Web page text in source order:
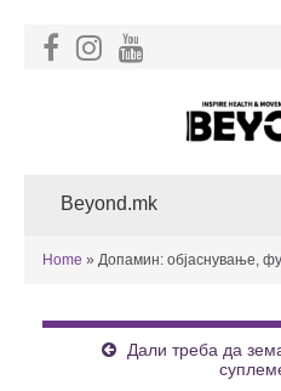
Beyond.mk
Home » Допамин: објаснување,
Дали треба да